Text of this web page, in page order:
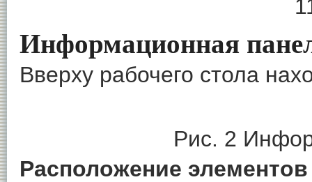
Информационная
Вверху рабочего стола
Рис. 2
Расположение